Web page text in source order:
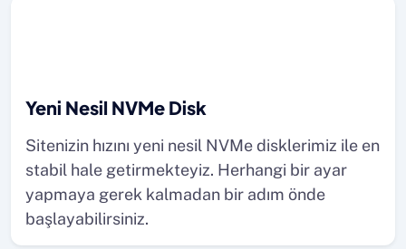
Yeni Nesil NVMe Disk
Sitenizin hızını yeni nesil NVMe disklerimiz ile en
stabil hale getirmekteyiz. Herhangi bir ayar
yapmaya gerek kalmadan bir adım önde
başlayabilirsiniz.